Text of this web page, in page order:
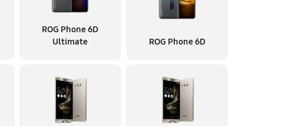
ROG Phone 6D
Ultimate
ROG Phone 6D